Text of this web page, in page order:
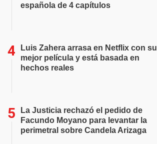
española de 4 capítulos
Luis Zahera arrasa en Netflix con su
mejor película y está basada en
hechos reales
La Justicia rechazó el pedido de
Facundo Moyano para levantar la
perimetral sobre Candela Arizaga